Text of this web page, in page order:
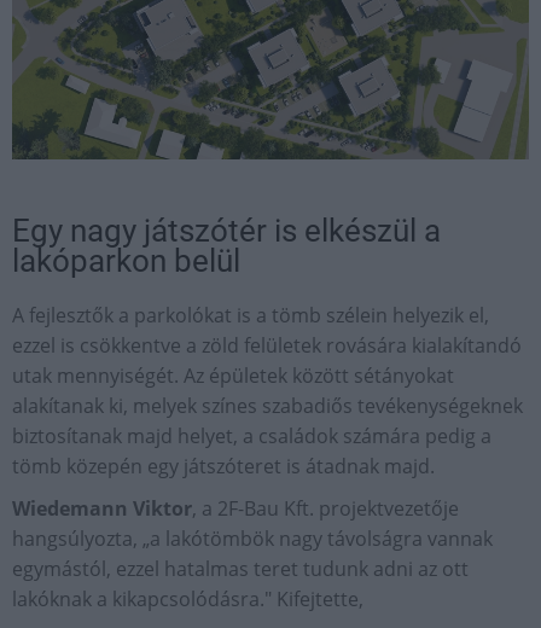
Egy nagy játszótér is elkészül a
lakóparkon belül
A fejlesztők a parkolókat is a tömb szélein helyezik el,
ezzel is csökkentve a zöld felületek rovására kialakítandó
utak mennyiségét. Az épületek között sétányokat
alakítanak ki, melyek színes szabadiős tevékenységeknek
biztosítanak majd helyet, a családok számára pedig a
tömb közepén egy játszóteret is átadnak majd.
Wiedemann Viktor, a 2F-Bau Kft. projektvezetője
hangsúlyozta, „a lakótömbök nagy távolságra vannak
egymástól, ezzel hatalmas teret tudunk adni az ott
lakóknak a kikapcsolódásra." Kifejtette,